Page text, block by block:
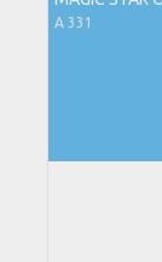
A 331